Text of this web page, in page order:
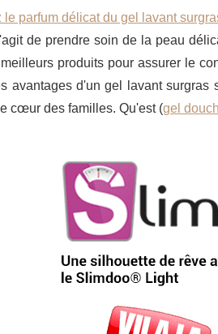
le parfum délicat du gel lavant
de prendre soin de la peau
produits pour assurer le
avantages d'un gel lavant
cœur des familles. Qu'est (gel